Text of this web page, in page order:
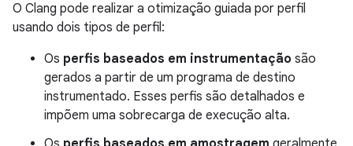
O Clang pode realizar a otimização guiada por perfil
usando dois tipos de perfil:
Os perfis baseados em instrumentação são
gerados a partir de um programa de destino
instrumentado. Esses perfis são detalhados e
impõem uma sobrecarga de execução alta.